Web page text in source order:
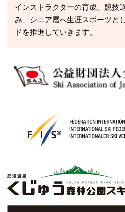
インストラクターの育成、競技
み、シニア層へ生涯スポーツと
ドを推進していきます。